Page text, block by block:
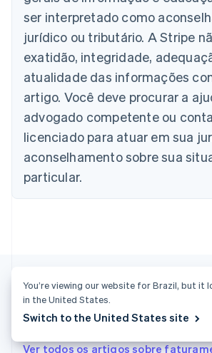
ser interpretado como
jurídico ou tributário. A Stripe
exatidão, integridade,
atualidade das informações
artigo. Você deve procurar a
advogado competente ou
licenciado para atuar em sua
aconselhamento sobre sua
particular.
Mais artigos
Ver todos os artigos sobre
Deutsch English
Austrália
English
Áustria
Bélgica
NederlandsFrançaisDeutsch English
Brasil
Português English
Bulgária
English
Canadá
EnglishFrançais
China continental
Dinamarca
English
Emirados Árabes Unidos
Eslováquia
You’re viewing our website for Brazil, but it
in the United States.
Switch to the United States site